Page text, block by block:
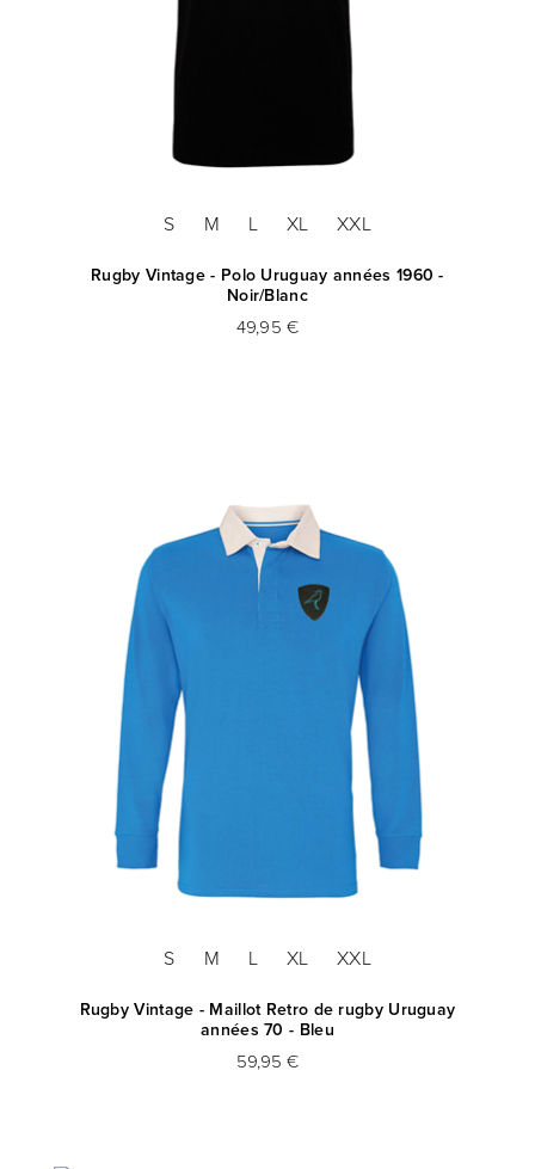
S M L XL XXL
Rugby Vintage - Polo Uruguay années 1960 -
Noir/Blanc
49,95 €
S M L XL XXL
Rugby Vintage - Maillot Retro de rugby Uruguay
années 70 - Bleu
59,95 €